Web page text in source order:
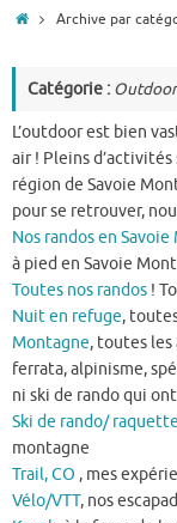
AccueilArchive par
Catégorie :
L’outdoor est bien
air ! Pleins
région de Savoie
pour se retrouver,
Nos randos en
à pied en Savoie
Toutes nos randos !
Nuit en refuge,
Montagne, toutes les
ferrata, alpinisme,
ni ski de rando qui
Ski de rando/
montagne
Trail, CO , mes
Vélo/VTT, nos